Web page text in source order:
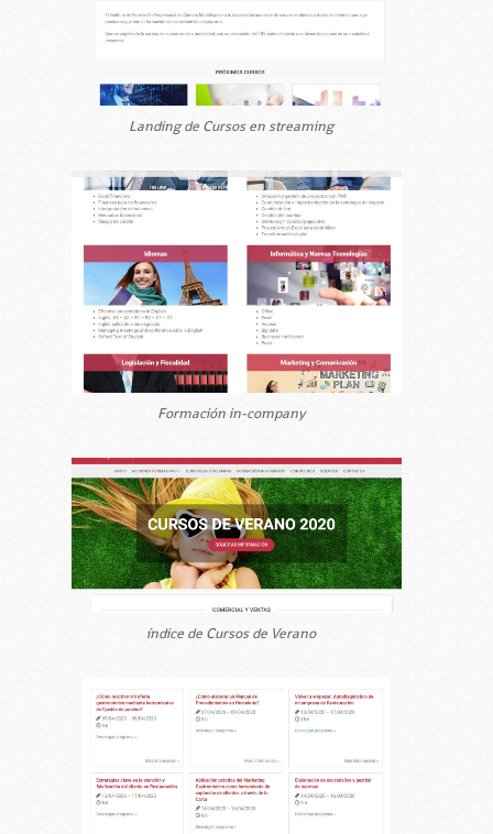
Landing de Cursos en streaming
Formación in-company
índice de Cursos de Verano